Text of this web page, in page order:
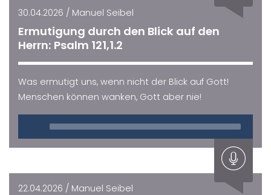
30.04.2026 / Manuel Seibel
Ermutigung durch den Blick auf den
Herrn: Psalm 121,1.2
Was ermutigt uns, wenn nicht der Blick auf Gott!
Menschen können wanken, Gott aber nie!
Player
22.04.2026 / Manuel Seibel